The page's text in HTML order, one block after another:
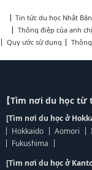
Tin tức du học Nhật Bản
Thông điệp của anh
Quy ước sử dụng
【Tìm nơi du học từ
[Tìm nơi du học ở
Hokkaido
Aomori
Fukushima
[Tìm nơi du học ở